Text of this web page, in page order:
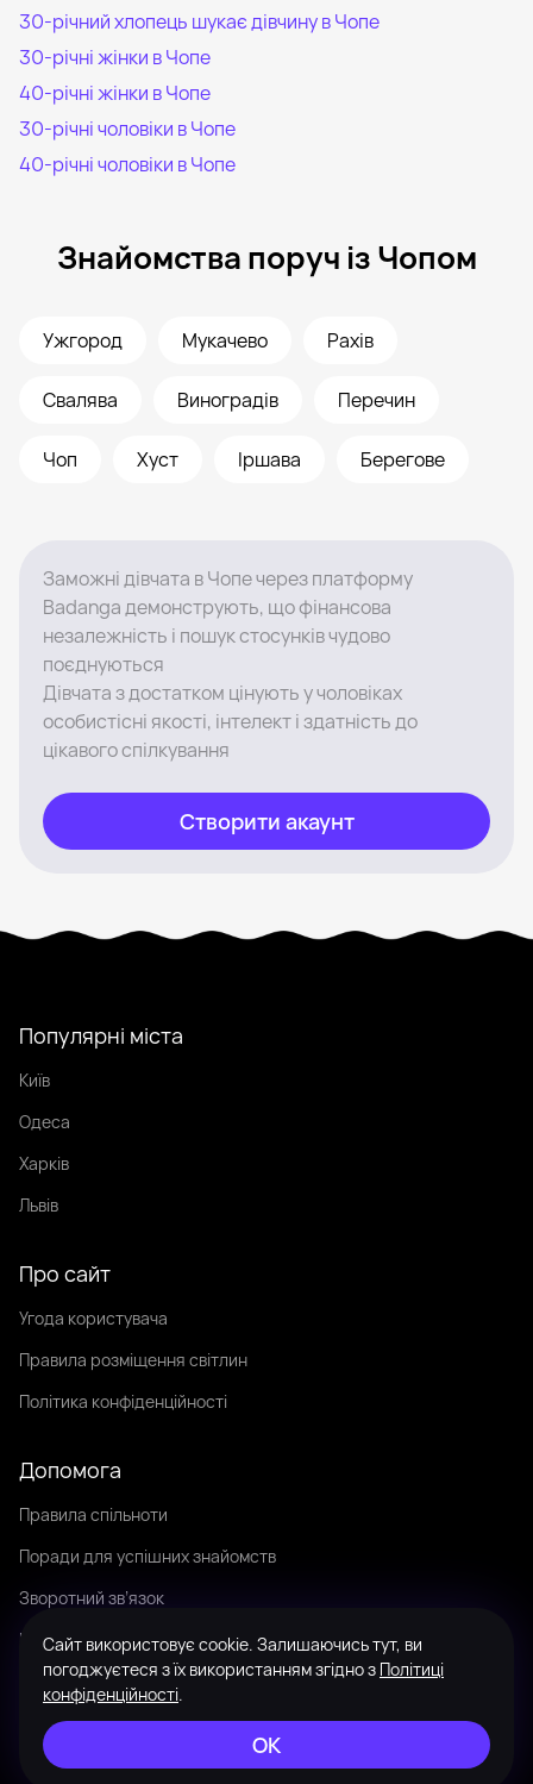
30-річний хлопець шукає дівчину в Чопе
30-річні жінки в Чопе
40-річні жінки в Чопе
30-річні чоловіки в Чопе
40-річні чоловіки в Чопе
Знайомства поруч із Чопом
Ужгород Мукачево Рахів
Свалява Виноградів Перечин
Чоп Хуст Іршава Берегове
Заможні дівчата в Чопе через платформу
Badanga демонструють, що фінансова
незалежність і пошук стосунків чудово
поєднуються
Дівчата з достатком цінують у чоловіках
особистісні якості, інтелект і здатність до
цікавого спілкування
Створити акаунт
Популярні міста
Київ
Одеса
Харків
Львів
Про сайт
Угода користувача
Правила розміщення світлин
Політика конфіденційності
Допомога
Правила спільноти
Поради для успішних знайомств
Зворотний зв’язок
Мова
Зовнішній вигляд
Мапа сайту
Сайт використовує cookie. Залишаючись тут, ви
погоджуєтеся з їх використанням згідно з Політиці
конфіденційності.
ОК